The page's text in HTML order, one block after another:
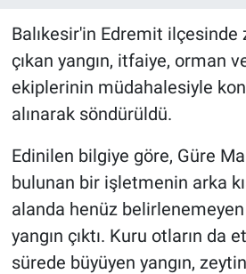
Balıkesir'in Edremit
çıkan yangın, itfaiye, orman
ekiplerinin müdahalesiyle
alınarak söndürüldü.
Edinilen bilgiye göre, Güre
bulunan bir işletmenin arka
alanda henüz
yangın çıktı. Kuru otların da
sürede büyüyen yangın,